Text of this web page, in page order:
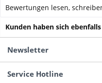
Bewertungen lesen,
Kunden haben sich
Newsletter
Service Hotline